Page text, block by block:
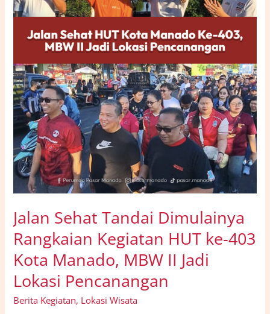
Jalan Sehat Tandai Dimulainya
Rangkaian Kegiatan HUT ke-403
Kota Manado, MBW II Jadi
Lokasi Pencanangan
Berita Kegiatan, Lokasi Wisata
403
Kota
Manado,
II
Jadi
Lokasi
Pencanangan